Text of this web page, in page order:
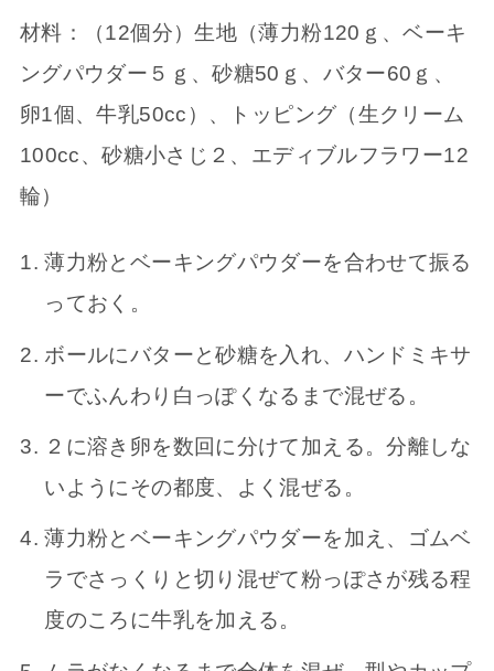
材料：（12個分）生地（薄力粉120ｇ、ベーキ
ングパウダー５ｇ、砂糖50ｇ、バター60ｇ、
卵1個、牛乳50cc）、トッピング（生クリーム
100cc、砂糖小さじ２、エディブルフラワー12
輪）
薄力粉とベーキングパウダーを合わせて振る
っておく。
ボールにバターと砂糖を入れ、ハンドミキサ
ーでふんわり白っぽくなるまで混ぜる。
２に溶き卵を数回に分けて加える。分離しな
いようにその都度、よく混ぜる。
薄力粉とベーキングパウダーを加え、ゴムベ
ラでさっくりと切り混ぜて粉っぽさが残る程
度のころに牛乳を加える。